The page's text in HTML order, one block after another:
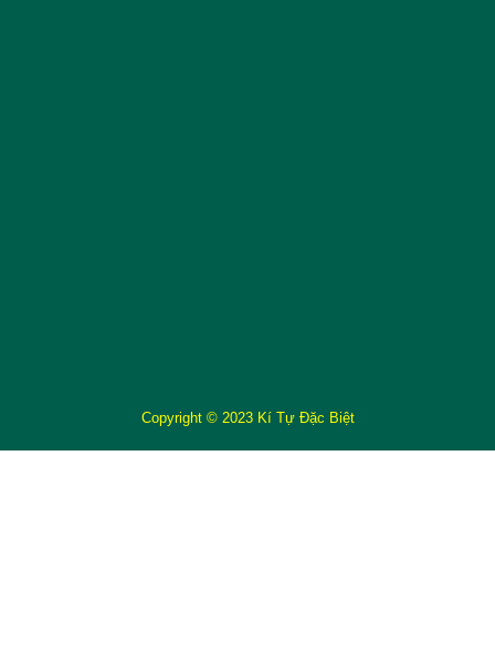
Copyright © 2023 Kí Tự Đặc Biệt